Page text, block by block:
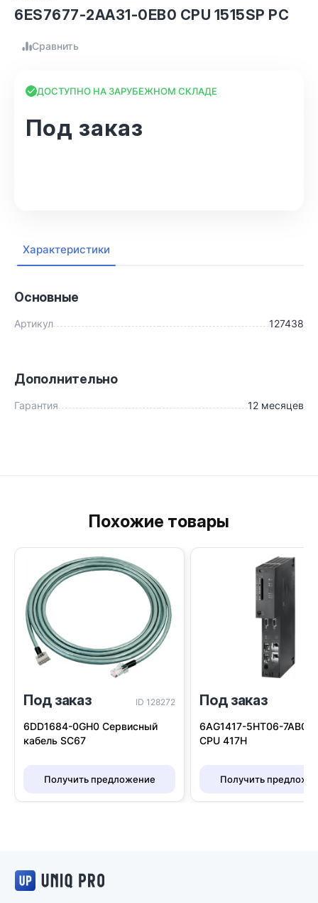
6ES7677-2AA31-0EB0 CPU 1515SP PC
Сравнить
ДОСТУПНО НА ЗАРУБЕЖНОМ СКЛАДЕ
Под заказ
Характеристики
Основные
Артикул 127438
Дополнительно
Гарантия 12 месяцев
Похожие товары
Под заказ ID 128272
6DD1684-0GH0 Сервисный
кабель SC67
Получить предложение
Под заказ
6AG1417-5HT06-7AB0
CPU 417H
Получить